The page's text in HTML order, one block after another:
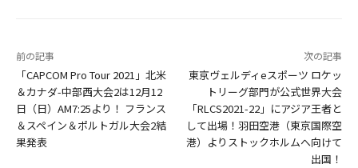
前の記事
「CAPCOM Pro Tour 2021」北米
＆カナダ-中部西大会2は12月12
日（日）AM7:25より！ フランス
＆スペイン＆ポルトガル大会2結
果発表
次の記事
東京ヴェルディeスポーツ ロケッ
トリーグ部門が公式世界大会
「RLCS2021-22」にアジア王者と
して出場！羽田空港（東京国際空
港）よりストックホルムへ向けて
出国！